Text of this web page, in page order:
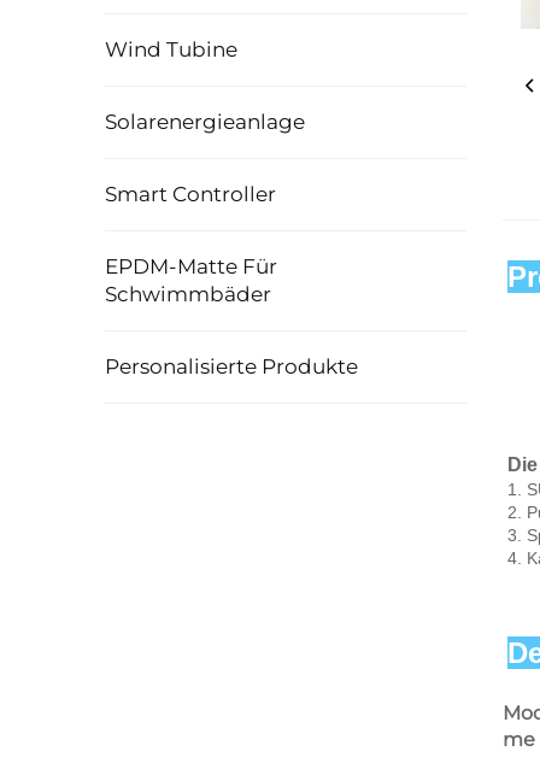
Wind Tubine
Solarenergieanlage
Smart Controller
EPDM-Matte Für
Schwimmbäder
Personalisierte Produkte
1.
2.
3.
4.
me